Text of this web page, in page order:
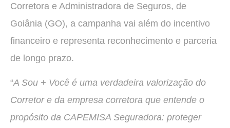
Corretora e Administradora de Seguros, de
Goiânia (GO), a campanha vai além do incentivo
financeiro e representa reconhecimento e parceria
de longo prazo.
“A Sou + Você é uma verdadeira valorização do
Corretor e da empresa corretora que entende o
propósito da CAPEMISA Seguradora: proteger